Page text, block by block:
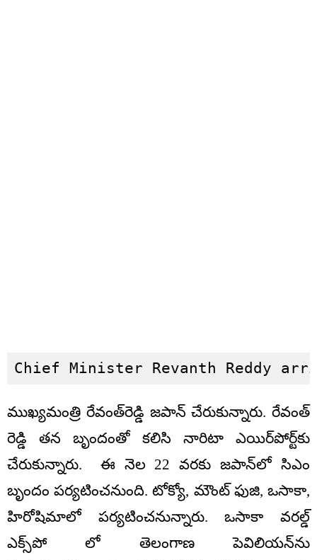
Chief Minister Revanth Reddy
ముఖ్యమంత్రి రేవంత్‌రెడ్డి జపాన్‌ చేరుకున్నారు. రేవంత్
రెడ్డి తన బృందంతో కలిసి నారిటా ఎయిర్‌పోర్ట్‌కు
చేరుకున్నారు. ఈ నెల 22 వరకు జపాన్‌లో సిఎం
బృందం పర్యటించనుంది. టోక్యో, మౌంట్‌ ఫుజి, ఒసాకా,
హిరోషిమాలో పర్యటించనున్నారు. ఒసాకా వరల్డ్‌
ఎక్స్‌పో లో తెలంగాణ పెవిలియన్‌ను